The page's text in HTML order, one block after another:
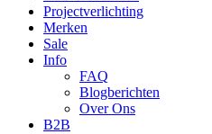
Projectverlichting
Merken
Sale
Info
FAQ
Blogberichten
Over Ons
B2B